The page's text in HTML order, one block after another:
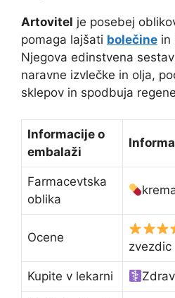
Artovitel je posebej
pomaga lajšati bolečine in
Njegova edinstvena
naravne izvlečke in olja,
sklepov in spodbuja
Informacije o
embalaži
Farmacevtska
oblika
Ocene
zvezdic
Kupite v lekarni